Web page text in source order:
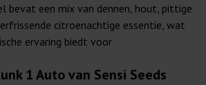
bevat een mix van dennen, hout, pittige
citroenachtige essentie, wat
ervaring biedt voor
1 Auto van Sensi Seeds